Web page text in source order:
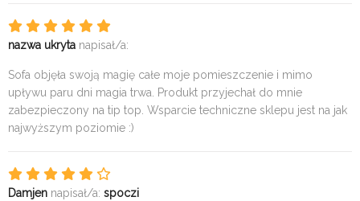
nazwa ukryta napisał/a:
Sofa objęła swoją magię całe moje pomieszczenie i mimo
upływu paru dni magia trwa. Produkt przyjechał do mnie
zabezpieczony na tip top. Wsparcie techniczne sklepu jest na jak
najwyższym poziomie :)
Damjen napisał/a: spoczi